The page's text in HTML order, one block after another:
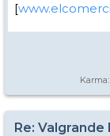
[
Karma:
Re: